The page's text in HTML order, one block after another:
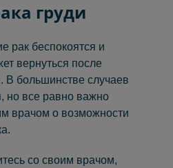
груди
рак беспокоятся и
вернуться после
В большинстве случаев
но все равно важно
врачом о возможности
со своим врачом,